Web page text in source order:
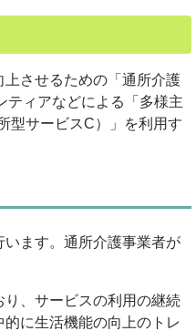
させるための「通所介護
ティアなどによる「多様主
型サービスC）」を利用す
ます。通所介護事業者が
、サービスの利用の継続
に生活機能の向上のトレ